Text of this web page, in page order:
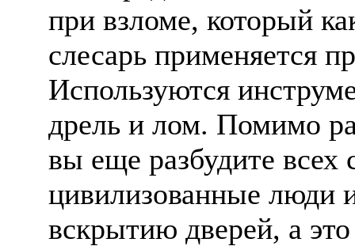
при взломе, который
слесарь применяется
Используются
дрель и лом. Помимо
вы еще разбудите
цивилизованные люди
вскрытию дверей, а